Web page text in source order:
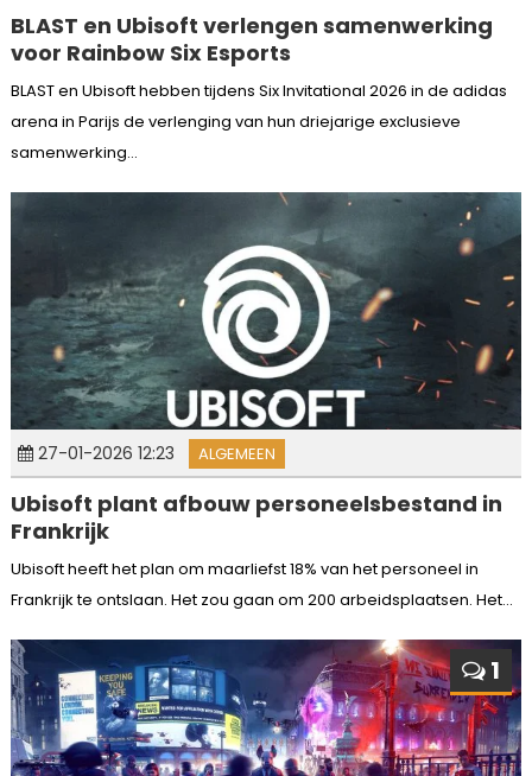
BLAST en Ubisoft verlengen samenwerking
voor Rainbow Six Esports
BLAST en Ubisoft hebben tijdens Six Invitational 2026 in de adidas
arena in Parijs de verlenging van hun driejarige exclusieve
samenwerking...
27-01-2026 12:23 ALGEMEEN
Ubisoft plant afbouw personeelsbestand in
Frankrijk
Ubisoft heeft het plan om maarliefst 18% van het personeel in
Frankrijk te ontslaan. Het zou gaan om 200 arbeidsplaatsen. Het...
1